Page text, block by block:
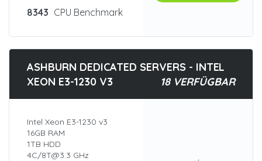
8343 CPU Benchmark
ASHBURN DEDICATED SERVERS - INTEL
XEON E3-1230 V3
18 VERFÜGBAR
Intel Xeon E3-1230 v3
16GB RAM
1TB HDD
4C/8T@3.3 GHz